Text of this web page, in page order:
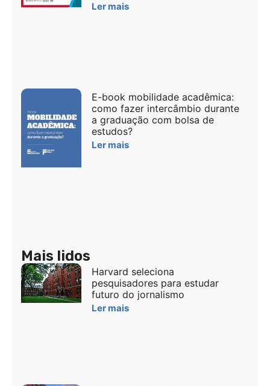
Ler mais
E-book mobilidade acadêmica:
como fazer intercâmbio durante
a graduação com bolsa de
estudos?
Ler mais
Mais lidos
Harvard seleciona
pesquisadores para estudar
futuro do jornalismo
Ler mais